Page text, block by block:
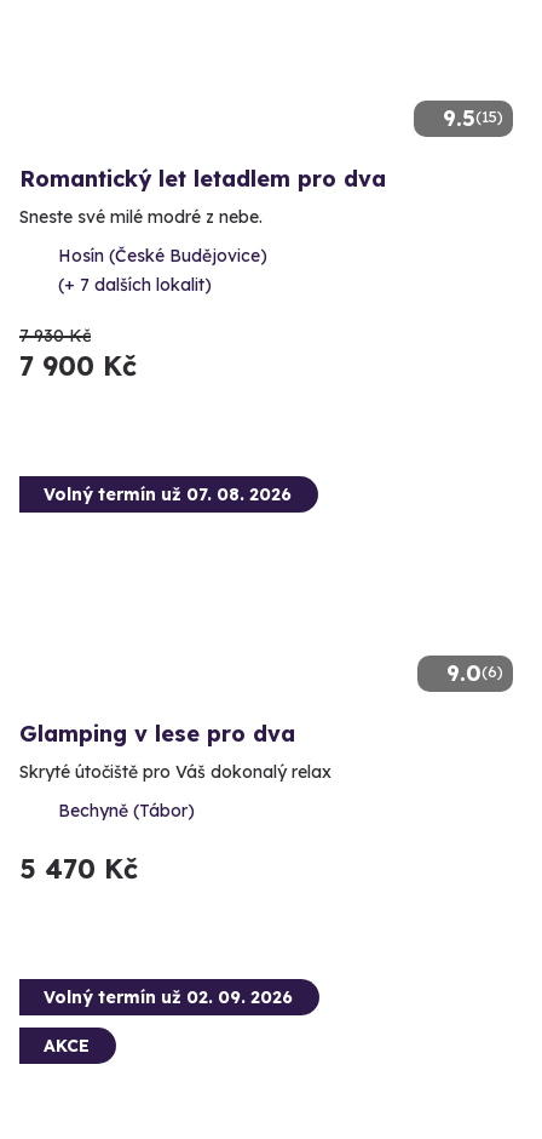
9.5(15)
Romantický let letadlem pro dva
Sneste své milé modré z nebe.
Hosín (České Budějovice)
(+ 7 dalších lokalit)
7 930 Kč
7 900 Kč
9.0(6)
Volný termín už 07. 08. 2026
Glamping v lese pro dva
Skryté útočiště pro Váš dokonalý relax
Bechyně (Tábor)
5 470 Kč
Volný termín už 02. 09. 2026
AKCE